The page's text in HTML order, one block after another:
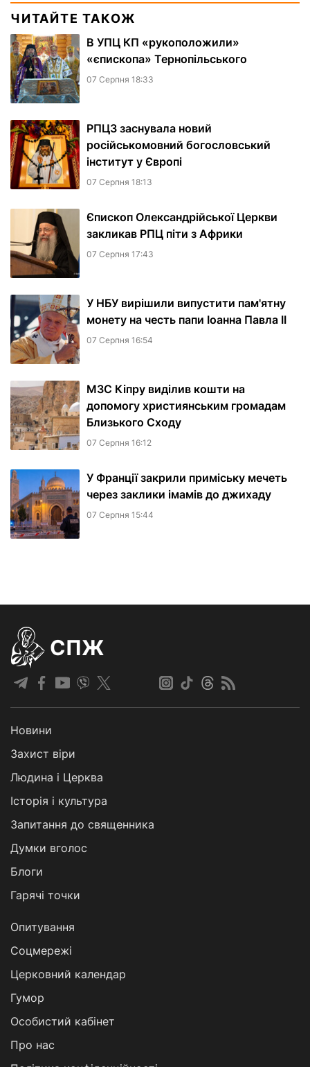
ЧИТАЙТЕ ТАКОЖ
В УПЦ КП «рукоположили»
«єпископа» Тернопільського
07 Серпня 18:33
РПЦЗ заснувала новий
російськомовний богословський
інститут у Європі
07 Серпня 18:13
Єпископ Олександрійської Церкви
закликав РПЦ піти з Африки
07 Серпня 17:43
У НБУ вирішили випустити пам'ятну
монету на честь папи Іоанна Павла II
07 Серпня 16:54
МЗС Кіпру виділив кошти на
допомогу християнським громадам
Близького Сходу
07 Серпня 16:12
У Франції закрили приміську мечеть
через заклики імамів до джихаду
07 Серпня 15:44
СПЖ
Новини
Захист віри
Людина і Церква
Історія і культура
Запитання до священника
Думки вголос
Блоги
Гарячі точки
Опитування
Соцмережі
Церковний календар
Гумор
Особистий кабінет
Про нас